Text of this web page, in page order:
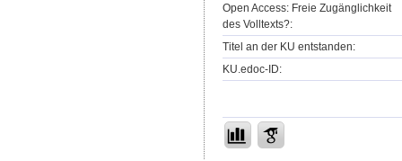
Open Access: Freie Zugänglichkeit
des Volltexts?:
Titel an der KU entstanden:
KU.edoc-ID: